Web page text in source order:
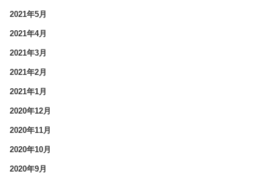
2021年5月
2021年4月
2021年3月
2021年2月
2021年1月
2020年12月
2020年11月
2020年10月
2020年9月